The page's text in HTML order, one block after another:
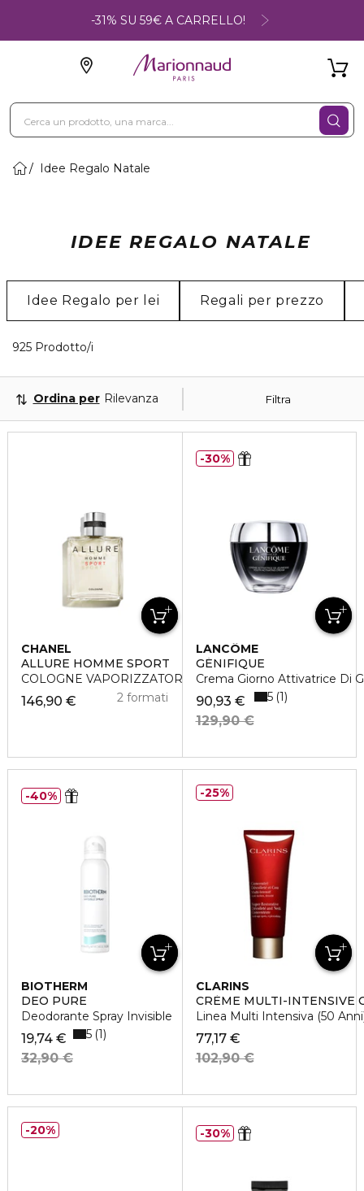
-31% SU 59€ A CARRELLO!
Idee Regalo Natale
IDEE REGALO NATALE
Idee Regalo per lei Regali per prezzo
925 Prodotto/i
Filtra
Ordina per Rilevanza
CHANEL
ALLURE HOMME SPORT
COLOGNE VAPORIZZATORE
146,90 € 2 formati
LANCÔME
GÉNIFIQUE
Crema Giorno Attivatrice Di
90,93 €
129,90 €
5 1
30%
BIOTHERM
DEO PURE
Deodorante Spray Invisible
19,74 €
32,90 €
5 1
40%
CLARINS
CRÈME MULTI-INTENSIVE
Linea Multi Intensiva (50
77,17 €
102,90 €
25%
20% 30%